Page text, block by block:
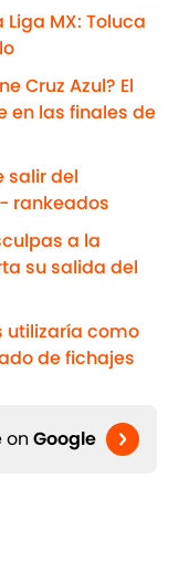
MX: Toluca
Cruz Azul? El
en las finales de
salir del
rankeados
a la
su salida del
utilizaría como
de fichajes
on Google